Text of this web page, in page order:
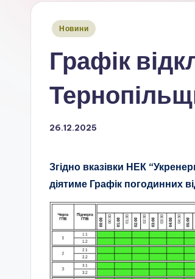
Опубліковано
Новини
Графік
26.12.2025
Згідно вказівки НЕК
діятиме Графік погодинних